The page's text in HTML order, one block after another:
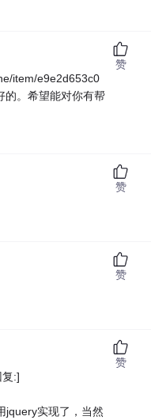
item/e9e2d653c0
的。希望能对你有帮
赞
赞
赞
:]
jquery实现了，当然
赞